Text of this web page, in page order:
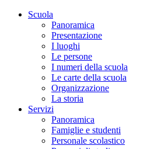
Scuola
Panoramica
Presentazione
I luoghi
Le persone
I numeri della scuola
Le carte della scuola
Organizzazione
La storia
Servizi
Panoramica
Famiglie e studenti
Personale scolastico